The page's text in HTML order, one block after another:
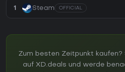
1 Steam OFFICIAL
Zum besten Zeitpunkt kaufen?
auf XD.deals und werde